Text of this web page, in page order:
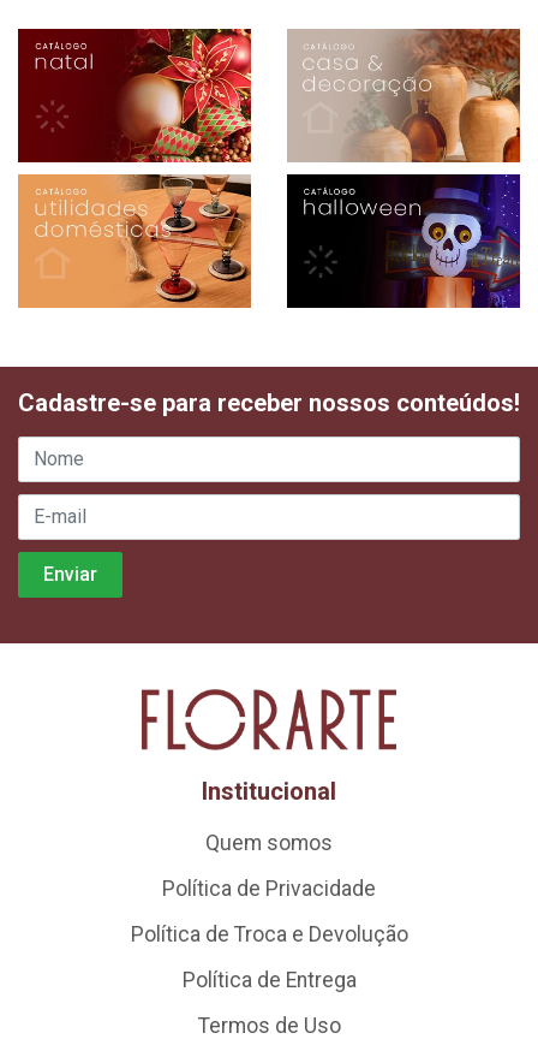
Cadastre-se para receber nossos conteúdos!
Institucional
Quem somos
Política de Privacidade
Política de Troca e Devolução
Política de Entrega
Termos de Uso